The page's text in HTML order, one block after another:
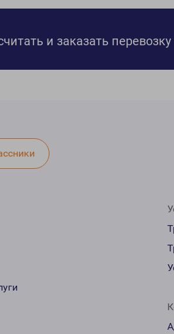
и заказать перевозку